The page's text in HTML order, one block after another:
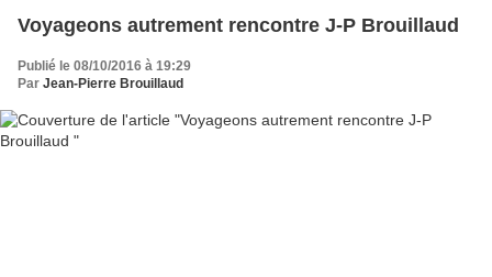
Voyageons autrement rencontre J-P Brouillaud
Publié le 08/10/2016 à 19:29
Par Jean-Pierre Brouillaud